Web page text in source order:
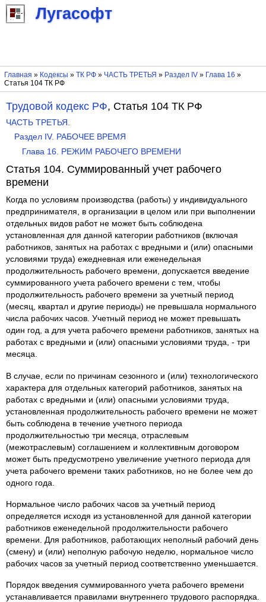
Лугасофт
Главная » Кодексы » ТК РФ» ЧАСТЬ ТРЕТЬЯ » Раздел IV» Глава 16 »
Статья 104 ТК РФ
Трудовой кодекс РФ, Статья 104 ТК РФ
ЧАСТЬ ТРЕТЬЯ.
Раздел IV. РАБОЧЕЕ ВРЕМЯ
Глава 16. РЕЖИМ РАБОЧЕГО ВРЕМЕНИ
Статья 104. Суммированный учет рабочего
времени
Когда по условиям производства (работы) у индивидуального
предпринимателя, в организации в целом или при выполнении
отдельных видов работ не может быть соблюдена
установленная для данной категории работников (включая
работников, занятых на работах с вредными и (или) опасными
условиями труда) ежедневная или еженедельная
продолжительность рабочего времени, допускается введение
суммированного учета рабочего времени с тем, чтобы
продолжительность рабочего времени за учетный период
(месяц, квартал и другие периоды) не превышала нормального
числа рабочих часов. Учетный период не может превышать
один год, а для учета рабочего времени работников, занятых на
работах с вредными и (или) опасными условиями труда, - три
месяца.
В случае, если по причинам сезонного и (или) технологического
характера для отдельных категорий работников, занятых на
работах с вредными и (или) опасными условиями труда,
установленная продолжительность рабочего времени не может
быть соблюдена в течение учетного периода
продолжительностью три месяца, отраслевым
(межотраслевым) соглашением и коллективным договором
может быть предусмотрено увеличение учетного периода для
учета рабочего времени таких работников, но не более чем до
одного года.
Нормальное число рабочих часов за учетный период
определяется исходя из установленной для данной категории
работников еженедельной продолжительности рабочего
времени. Для работников, работающих неполный рабочий день
(смену) и (или) неполную рабочую неделю, нормальное число
рабочих часов за учетный период соответственно уменьшается.
Порядок введения суммированного учета рабочего времени
устанавливается правилами внутреннего трудового распорядка.